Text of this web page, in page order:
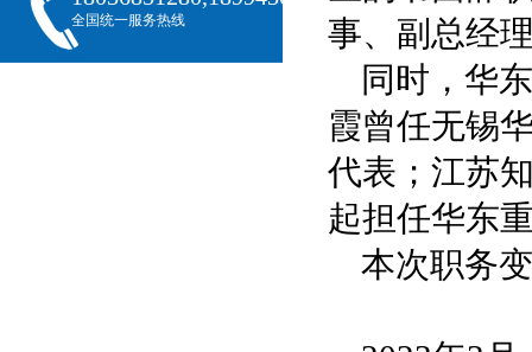
全国统一服务热线
事、副总经
同时，华
霞曾任无锡
代表；江苏
起担任华东
本次职务